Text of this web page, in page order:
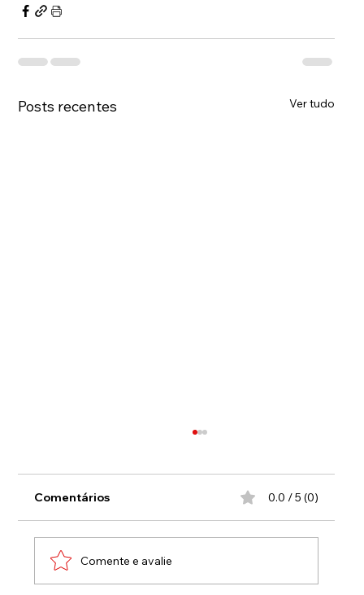
Posts recentes Ver tudo
Comentários 0.0 / 5 (0)
Comente e avalie